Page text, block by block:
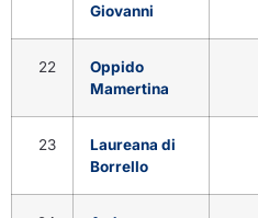
Giovanni
22
Oppido
Mamertina
23
Laureana di
Borrello